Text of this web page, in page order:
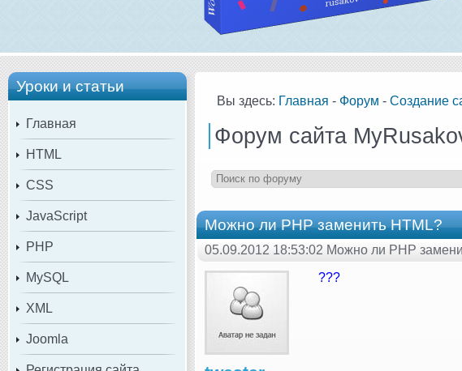
Уроки и статьи
Главная
HTML
CSS
JavaScript
PHP
MySQL
XML
Joomla
Вы здесь: Главная - Форум - Создание
Форум сайта
Можно ли PHP заменить HTML?
05.09.2012 18:53:02 Можно ли PHP
???